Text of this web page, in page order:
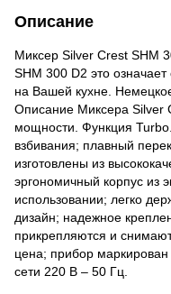
Описание
Миксер Silver Crest SHM
SHM 300 D2 это
на Вашей кухне.
Описание Миксера Silver
мощности. Функция
взбивания; плавный
изготовлены из
эргономичный корпус из
использовании; легко
дизайн; надежное
прикрепляются и
цена; прибор маркирован
сети 220 В – 50 Гц.